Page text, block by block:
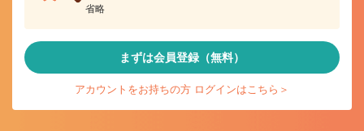
省略
まずは会員登録（無料）
アカウントをお持ちの方 ログインはこちら＞